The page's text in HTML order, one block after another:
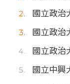
國立政治
國立政治
國立政治
國立中興